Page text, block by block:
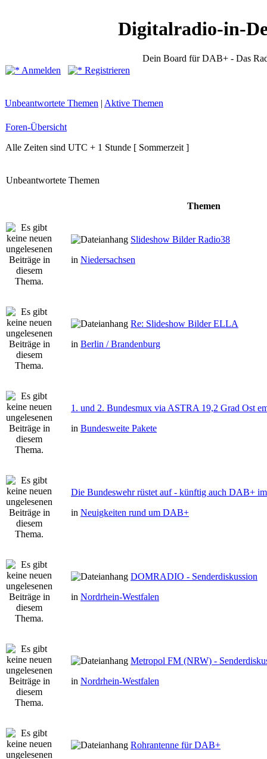
Digitalradio-in-
Dein Board für DAB+ - Das
Anmelden
Registrieren
Unbeantwortete Themen | Aktive Themen
Foren-Übersicht
Alle Zeiten sind UTC + 1 Stunde [ Sommerzeit ]
Unbeantwortete Themen
Themen
Slideshow Bilder Radio38
in Niedersachsen
Re: Slideshow Bilder ELLA
in Berlin / Brandenburg
1. und 2. Bundesmux via ASTRA 19,2 Grad Ost
in Bundesweite Pakete
Die Bundeswehr rüstet auf - künftig auch DAB+
in Neuigkeiten rund um DAB+
DOMRADIO - Senderdiskussion
in Nordrhein-Westfalen
Metropol FM (NRW) -
in Nordrhein-Westfalen
Rohrantenne für DAB+